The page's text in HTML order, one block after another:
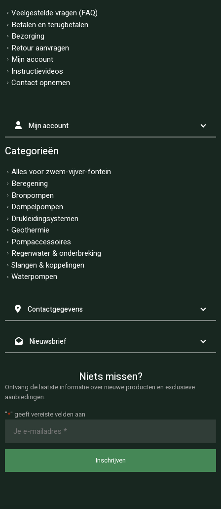
Veelgestelde vragen (FAQ)
Betalen en terugbetalen
Bezorging
Retour aanvragen
Mijn account
Instructievideos
Contact opnemen
Mijn account
Categorieën
Alles voor zwem-vijver-fontein
Beregening
Bronpompen
Dompelpompen
Drukleidingsystemen
Geothermie
Pompaccessoires
Regenwater & onderbreking
Slangen & koppelingen
Waterpompen
Contactgegevens
Nieuwsbrief
Niets missen?
Ontvang de laatste informatie over nieuwe producten en exclusieve
aanbiedingen.
"*" geeft vereiste velden aan
mailadres
*